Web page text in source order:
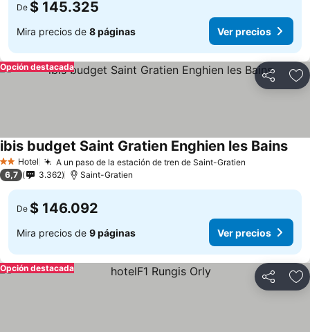
De $ 145.325
Mira precios de 8 páginas Ver precios
Compartir
Opción destacada
2 Estrellas
Hotel A un paso de la estación de tren de Saint-Gratien
ibis budget Saint Gratien Enghien les Bains
6,7 3.362 Saint-Gratien
De $ 146.092
Mira precios de 9 páginas Ver precios
Compartir
Opción destacada